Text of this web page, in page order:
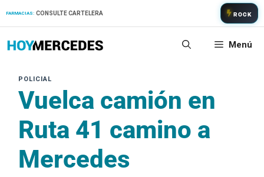
FARMACIAS: CONSULTE CARTELERA ROCK
Menú
Vuelca camión en
Ruta 41 camino a
Mercedes